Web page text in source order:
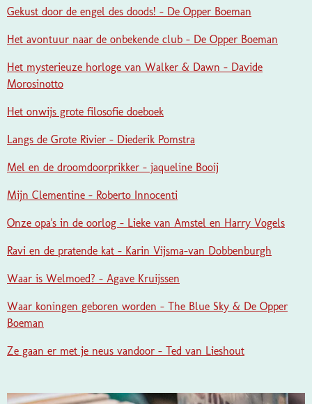
Gekust door de engel des doods! - De Opper Boeman
Het avontuur naar de onbekende club - De Opper Boeman
Het mysterieuze horloge van Walker & Dawn - Davide
Morosinotto
Het onwijs grote filosofie doeboek
Langs de Grote Rivier - Diederik Pomstra
Mel en de droomdoorprikker - jaqueline Booij
Mijn Clementine - Roberto Innocenti
Onze opa's in de oorlog - Lieke van Amstel en Harry Vogels
Ravi en de pratende kat - Karin Vijsma-van Dobbenburgh
Waar is Welmoed? - Agave Kruijssen
Waar koningen geboren worden - The Blue Sky & De Opper
Boeman
Ze gaan er met je neus vandoor - Ted van Lieshout